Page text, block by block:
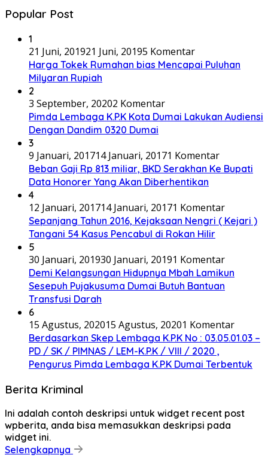
Popular Post
1
21 Juni, 201921 Juni, 20195 Komentar
Harga Tokek Rumahan bias Mencapai Puluhan
Milyaran Rupiah
2
3 September, 20202 Komentar
Pimda Lembaga K.P.K Kota Dumai Lakukan Audiensi
Dengan Dandim 0320 Dumai
3
9 Januari, 201714 Januari, 20171 Komentar
Beban Gaji Rp 813 miliar, BKD Serakhan Ke Bupati
Data Honorer Yang Akan Diberhentikan
4
12 Januari, 201714 Januari, 20171 Komentar
Sepanjang Tahun 2016, Kejaksaan Nengri ( Kejari )
Tangani 54 Kasus Pencabul di Rokan Hilir
5
30 Januari, 201930 Januari, 20191 Komentar
Demi Kelangsungan Hidupnya Mbah Lamikun
Sesepuh Pujakusuma Dumai Butuh Bantuan
Transfusi Darah
6
15 Agustus, 202015 Agustus, 20201 Komentar
Berdasarkan Skep Lembaga K.P.K No : 03.05.01.03 –
PD / SK / PIMNAS / LEM-K.P.K / VIII / 2020 ,
Pengurus Pimda Lembaga K.P.K Dumai Terbentuk
Berita Kriminal
Ini adalah contoh deskripsi untuk widget recent post
wpberita, anda bisa memasukkan deskripsi pada
widget ini.
Selengkapnya